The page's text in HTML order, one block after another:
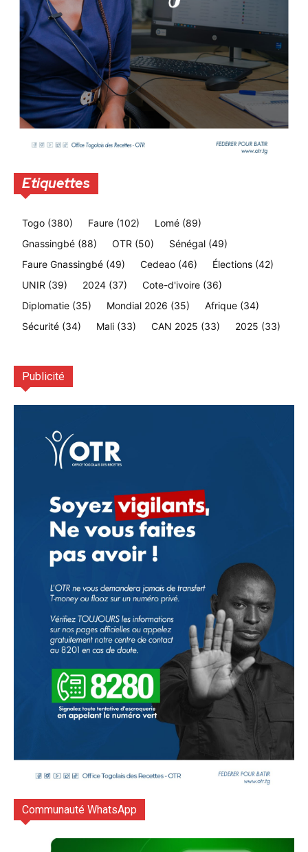
Etiquettes
Togo (380) Faure (102) Lomé (89)
Gnassingbé (88) OTR (50) Sénégal (49)
Faure Gnassingbé (49) Cedeao (46) Élections (42)
UNIR (39) 2024 (37) Cote-d'ivoire (36)
Diplomatie (35) Mondial 2026 (35) Afrique (34)
Sécurité (34) Mali (33) CAN 2025 (33) 2025 (33)
Publicité
Communauté WhatsApp